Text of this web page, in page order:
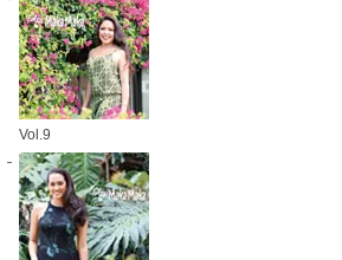
Vol.9